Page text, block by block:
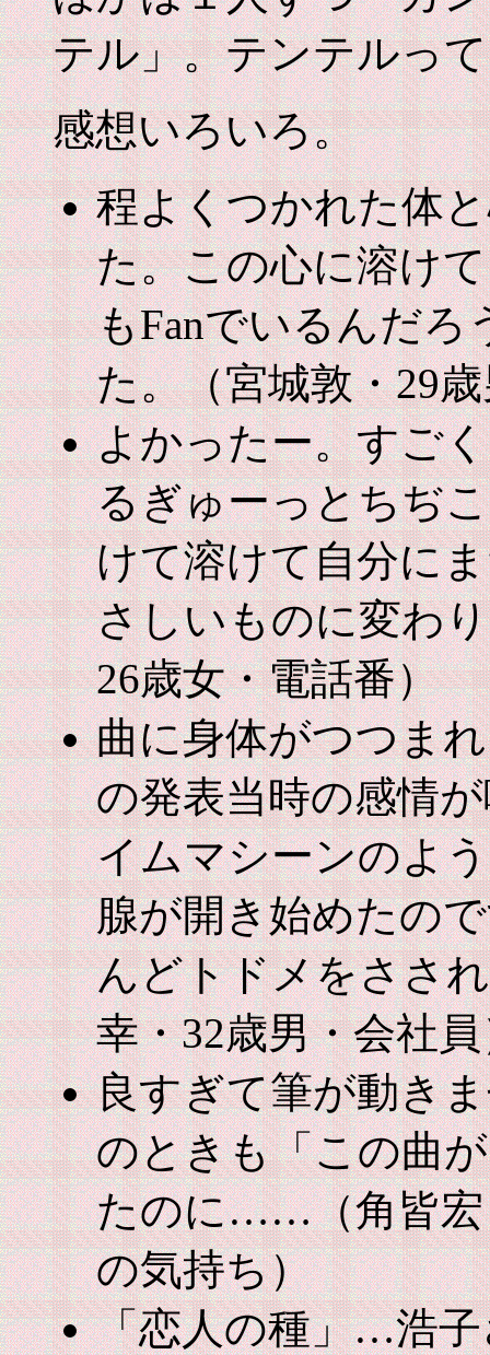
テル」。テンテルっ
感想いろいろ。
程よくつかれた体
た。この心に溶け
もFanでいるんだ
た。（宮城敦・29
よかったー。すご
るぎゅーっとちぢ
けて溶けて自分に
さしいものに変わ
26歳女・電話番）
曲に身体がつつま
の発表当時の感情
イムマシーンのよ
腺が開き始めたの
んどトドメをささ
幸・32歳男・会社
良すぎて筆が動き
のときも「この曲
たのに……（角皆宏
の気持ち）
「恋人の種」…浩